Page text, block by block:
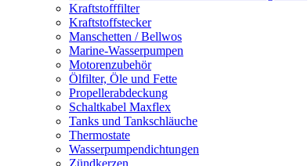
Kraftstofffilter
Kraftstoffstecker
Manschetten / Bellwos
Marine-Wasserpumpen
Motorenzubehör
Ölfilter, Öle und Fette
Propellerabdeckung
Schaltkabel Maxflex
Tanks und Tankschläuche
Thermostate
Wasserpumpendichtungen
Zündkerzen